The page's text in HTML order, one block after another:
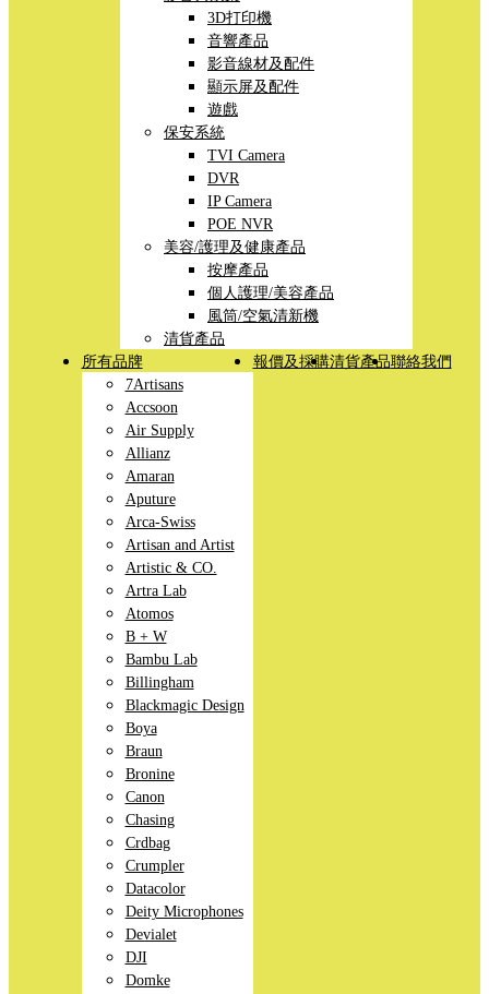
3D打印機
音響產品
影音線材及配件
顯示屏及配件
遊戲
保安系統
TVI Camera
DVR
IP Camera
POE NVR
美容/護理及健康產品
按摩產品
個人護理/美容產品
風筒/空氣清新機
清貨產品
所有品牌
7Artisans
Accsoon
Air Supply
Allianz
Amaran
Aputure
Arca-Swiss
Artisan and Artist
Artistic & CO.
Artra Lab
Atomos
B + W
Bambu Lab
Billingham
Blackmagic Design
Boya
Braun
Bronine
Canon
Chasing
Crdbag
Crumpler
Datacolor
Deity Microphones
Devialet
DJI
Domke
報價及採購清貨產品聯絡我們